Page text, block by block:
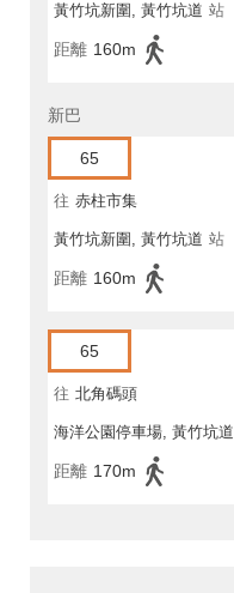
黃竹坑新圍, 黃竹坑道 站
距離 160m
新巴
65
往 赤柱市集
黃竹坑新圍, 黃竹坑道 站
距離 160m
65
往 北角碼頭
海洋公園停車場, 黃竹坑道
距離 170m